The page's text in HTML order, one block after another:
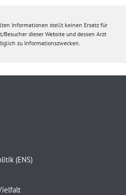
Informationen stellt keinen Ersatz für
dieser Website und dessen Arzt
zu Informationszwecken.
(ENS)